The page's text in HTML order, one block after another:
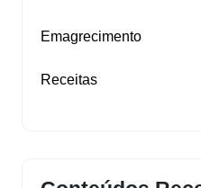
Emagrecimento
Receitas